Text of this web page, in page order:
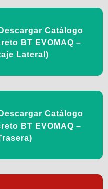
Descargar Catálogo
BT EVOMAQ –
Lateral)
Descargar Catálogo
BT EVOMAQ –